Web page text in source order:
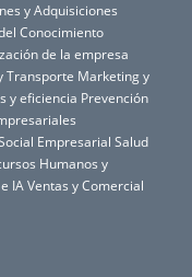
y Adquisiciones
Conocimiento
de la empresa
Transporte Marketing y
y eficiencia Prevención
Empresarial Salud
Humanos y
IA Ventas y Comercial